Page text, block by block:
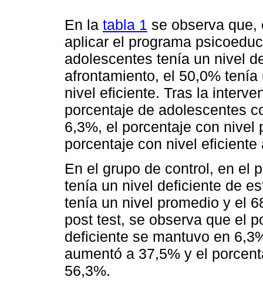
En la tabla 1 se observa que,
aplicar el programa
adolescentes tenía un nivel
afrontamiento, el 50,0%
nivel eficiente. Tras la
porcentaje de adolescentes
6,3%, el porcentaje con nivel
porcentaje con nivel eficiente
En el grupo de control, en el
tenía un nivel deficiente de
tenía un nivel promedio y el
post test, se observa que el
deficiente se mantuvo en
aumentó a 37,5% y el
56,3%.